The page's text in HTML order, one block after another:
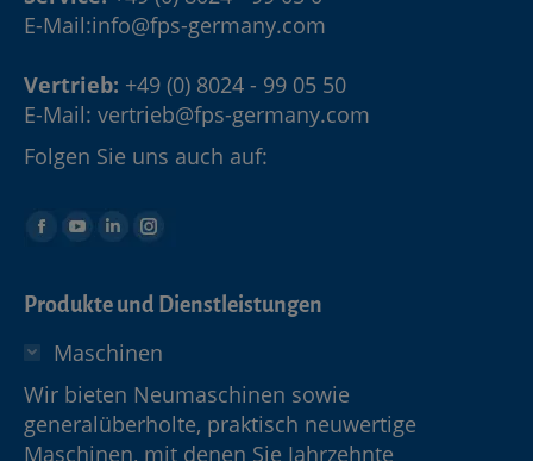
E-Mail:info@fps-germany.com
Vertrieb: +49 (0) 8024 - 99 05 50
E-Mail: vertrieb@fps-germany.com
Folgen Sie uns auch auf:
Produkte und Dienstleistungen
Maschinen
Wir bieten Neumaschinen sowie
generalüberholte, praktisch neuwertige
Maschinen, mit denen Sie Jahrzehnte